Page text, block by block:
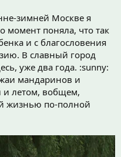
зимней Москве я
момент поняла, что так
и с благословения
В славный город
уже два года. :sunny:
мандаринов и
и летом, вобщем,
жизнью по-полной